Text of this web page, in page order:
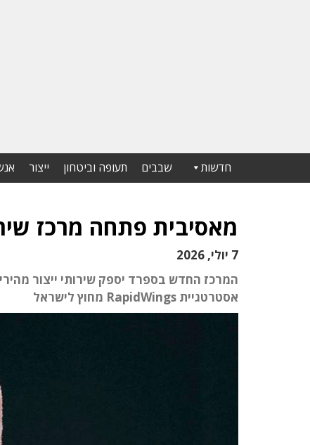
חדשות שבבים תעופה וביטחון ייצור
מאסיבית פתחה מרכז
7 יולי, 2026
המרכז החדש בספרד יספק שירותי ייצור
אסטרטגיית RapidWings מחוץ לישראל